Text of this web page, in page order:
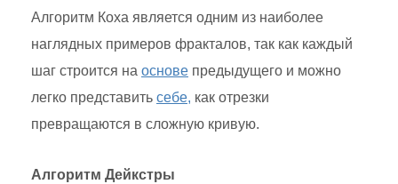
Алгоритм Коха является одним из наиболее
наглядных примеров фракталов, так как каждый
шаг строится на основе предыдущего и можно
легко представить себе, как отрезки
превращаются в сложную кривую.
Алгоритм Дейкстры